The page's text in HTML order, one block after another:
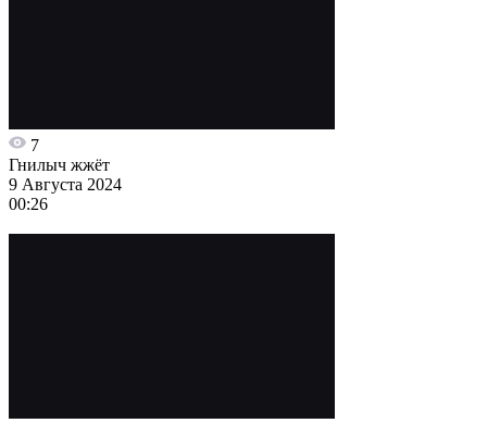
7
Гнилыч жжёт
9 Августа 2024
00:26